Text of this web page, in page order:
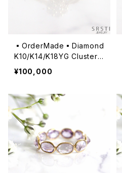
▪️OrderMade▪️Diamond
K10/K14/K18YG Cluster
Ring
¥100,000